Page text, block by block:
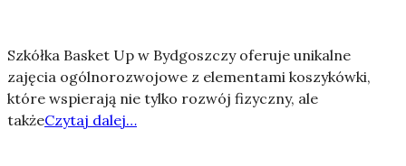
Szkółka Basket Up w Bydgoszczy oferuje unikalne
zajęcia ogólnorozwojowe z elementami koszykówki,
które wspierają nie tylko rozwój fizyczny, ale
takżeCzytaj dalej…